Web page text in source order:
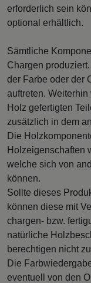
erforderlich sein
optional erhältlich.
Sämtliche
Chargen
der Farbe oder der
auftreten.
Holz gefertigten
zusätzlich in dem
Die
Holzeigenschaften
welche sich von
können.
Sollte dieses
können diese mit
chargen- bzw.
natürliche
berechtigen nicht
Die
eventuell von den